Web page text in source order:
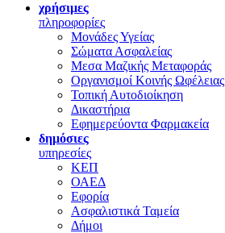
χρήσιμες
πληροφορίες
Μονάδες Υγείας
Σώματα Ασφαλείας
Μεσα Μαζικής Μεταφοράς
Οργανισμοί Κοινής Ωφέλειας
Τοπική Αυτοδιοίκηση
Δικαστήρια
Εφημερεύοντα Φαρμακεία
δημόσιες
υπηρεσίες
ΚΕΠ
ΟΑΕΔ
Εφορία
Ασφαλιστικά Ταμεία
Δήμοι